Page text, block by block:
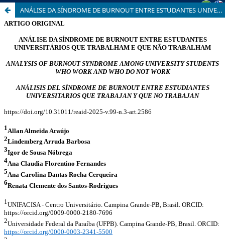
ANÁLISE DA SÍNDROME DE BURNOUT ENTRE ESTUDANTES UNIVERSITÁRIOS QUE TRABALHAM E QUE NÃO TRABALHAM